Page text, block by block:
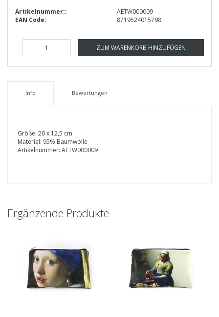
Artikelnummer::
AETW000009
EAN Code:
8719524015798
ZUM WARENKORB HINZUFÜGEN
Info Bewertungen
Größe: 20 x 12,5 cm
Material: 95% Baumwolle
Artikelnummer: AETW000009
Ergänzende Produkte